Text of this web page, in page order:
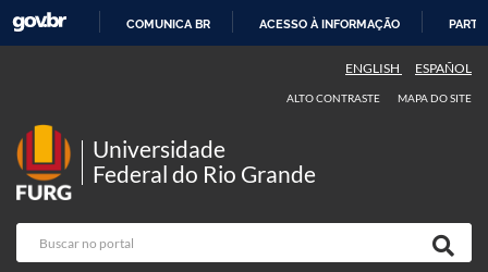
COMUNICA BR ACESSO À INFORMAÇÃO
ENGLISH ESPAÑOL
ALTO CONTRASTE MAPA DO SITE
Universidade
Federal do Rio Grande